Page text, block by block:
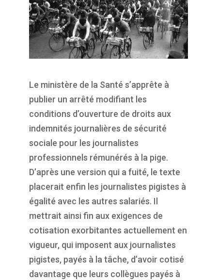
Le ministère de la Santé s’apprête à
publier un arrêté modifiant les
conditions d’ouverture de droits aux
indemnités journalières de sécurité
sociale pour les journalistes
professionnels rémunérés à la pige.
D’après une version qui a fuité, le texte
placerait enfin les journalistes pigistes à
égalité avec les autres salariés. Il
mettrait ainsi fin aux exigences de
cotisation exorbitantes actuellement en
vigueur, qui imposent aux journalistes
pigistes, payés à la tâche, d’avoir cotisé
davantage que leurs collègues payés à